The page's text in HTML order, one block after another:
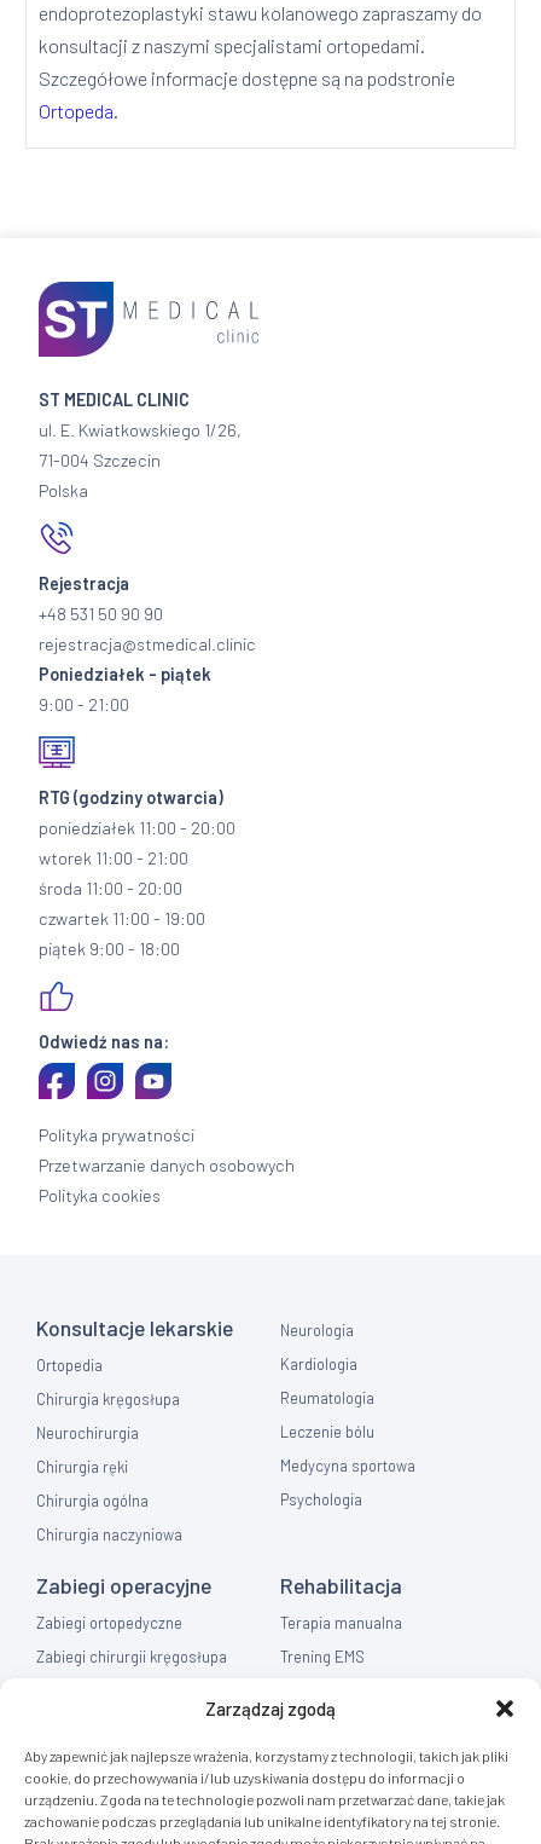
Zarządzaj zgodą
Aby zapewnić jak najlepsze wrażenia, korzystamy z technologii, takich jak pliki
cookie, do przechowywania i/lub uzyskiwania dostępu do informacji o
urządzeniu. Zgoda na te technologie pozwoli nam przetwarzać dane, takie jak
zachowanie podczas przeglądania lub unikalne identyfikatory na tej stronie.
endoprotezoplastyki stawu kolanowego zapraszamy do
konsultacji z naszymi specjalistami ortopedami.
Szczegółowe informacje dostępne są na podstronie
Ortopeda.
ST MEDICAL CLINIC
ul. E. Kwiatkowskiego 1/26,
71-004 Szczecin
Polska
Rejestracja
+48 531 50 90 90
rejestracja@stmedical.clinic
Poniedziałek - piątek
9:00 - 21:00
RTG (godziny otwarcia)
poniedziałek 11:00 - 20:00
wtorek 11:00 - 21:00
środa 11:00 - 20:00
czwartek 11:00 - 19:00
piątek 9:00 - 18:00
Odwiedź nas na:
Polityka prywatności
Przetwarzanie danych osobowych
Polityka cookies
Konsultacje lekarskie
Ortopedia
Chirurgia kręgosłupa
Neurochirurgia
Chirurgia ręki
Chirurgia ogólna
Chirurgia naczyniowa
Neurologia
Kardiologia
Reumatologia
Leczenie bólu
Medycyna sportowa
Psychologia
Zabiegi operacyjne
Zabiegi ortopedyczne
Zabiegi chirurgii kręgosłupa
Flebologia
Rehabilitacja
Terapia manualna
Trening EMS
Masaż
Diagnostyka